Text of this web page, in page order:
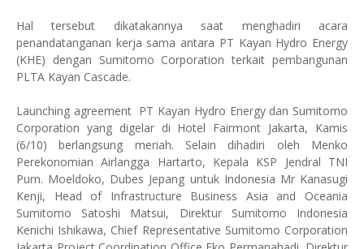
Hal tersebut dikatakannya saat menghadiri acara
penandatanganan kerja sama antara PT Kayan Hydro Energy
(KHE) dengan Sumitomo Corporation terkait pembangunan
PLTA Kayan Cascade.
Launching agreement PT Kayan Hydro Energy dan Sumitomo
Corporation yang digelar di Hotel Fairmont Jakarta, Kamis
(6/10) berlangsung meriah. Selain dihadiri oleh Menko
Perekonomian Airlangga Hartarto, Kepala KSP Jendral TNI
Purn. Moeldoko, Dubes Jepang untuk Indonesia Mr Kanasugi
Kenji, Head of Infrastructure Business Asia and Oceania
Sumitomo Satoshi Matsui, Direktur Sumitomo Indonesia
Kenichi Ishikawa, Chief Representative Sumitomo Corporation